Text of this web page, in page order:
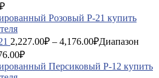
2,227.00₽ – 4,176.00₽Диапазон